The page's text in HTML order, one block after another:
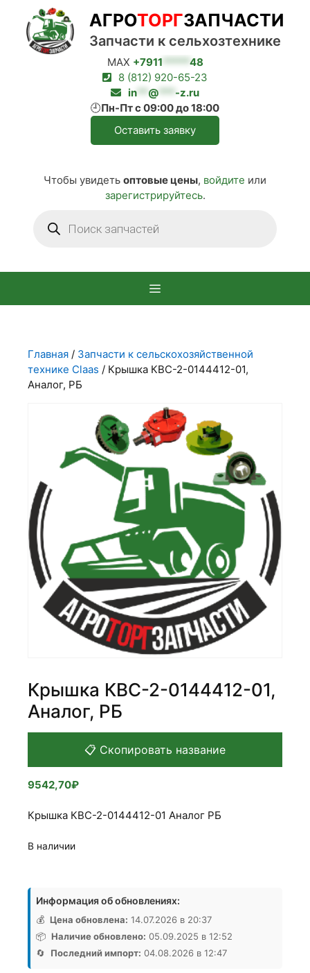
Перейти
содержимому
MAX +7911 ***** 48
8 (812) 920-65-23
in
@ *** -z.ru
🕘Пн-Пт с 09:00 до 18:00
Оставить заявку
Чтобы увидеть оптовые цены, войдите или
зарегистрируйтесь.
товаров
АГРОТОРГЗАПЧАСТИ
Запчасти к сельхозтехнике
Главная / Запчасти к сельскохозяйственной
технике Claas / Крышка КВС-2-0144412-01,
Аналог, РБ
Крышка КВС-2-0144412-01,
Аналог, РБ
📋 Скопировать название
9542,70₽
Крышка КВС-2-0144412-01 Аналог РБ
В наличии
товара
Крышка
КВС-2-
0144412-
01,
Аналог,
Информация об обновлениях:
💰 Цена обновлена: 14.07.2026 в 20:37
📦 Наличие обновлено: 05.09.2025 в 12:52
🔄
Последний импорт: 04.08.2026 в 12:47